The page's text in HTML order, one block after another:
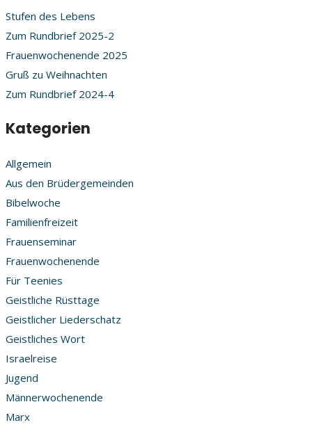
Stufen des Lebens
Zum Rundbrief 2025-2
Frauenwochenende 2025
Gruß zu Weihnachten
Zum Rundbrief 2024-4
Kategorien
Allgemein
Aus den Brüdergemeinden
Bibelwoche
Familienfreizeit
Frauenseminar
Frauenwochenende
Für Teenies
Geistliche Rüsttage
Geistlicher Liederschatz
Geistliches Wort
Israelreise
Jugend
Männerwochenende
Marx